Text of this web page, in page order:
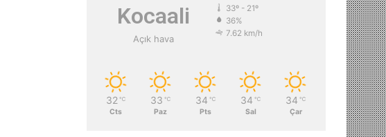
Kocaali
Açık hava
33º - 21º
36%
7.62 km/h
32 ℃
Cts
33 ℃
Paz
34 ℃
Pts
34 ℃
Sal
34 ℃
Çar